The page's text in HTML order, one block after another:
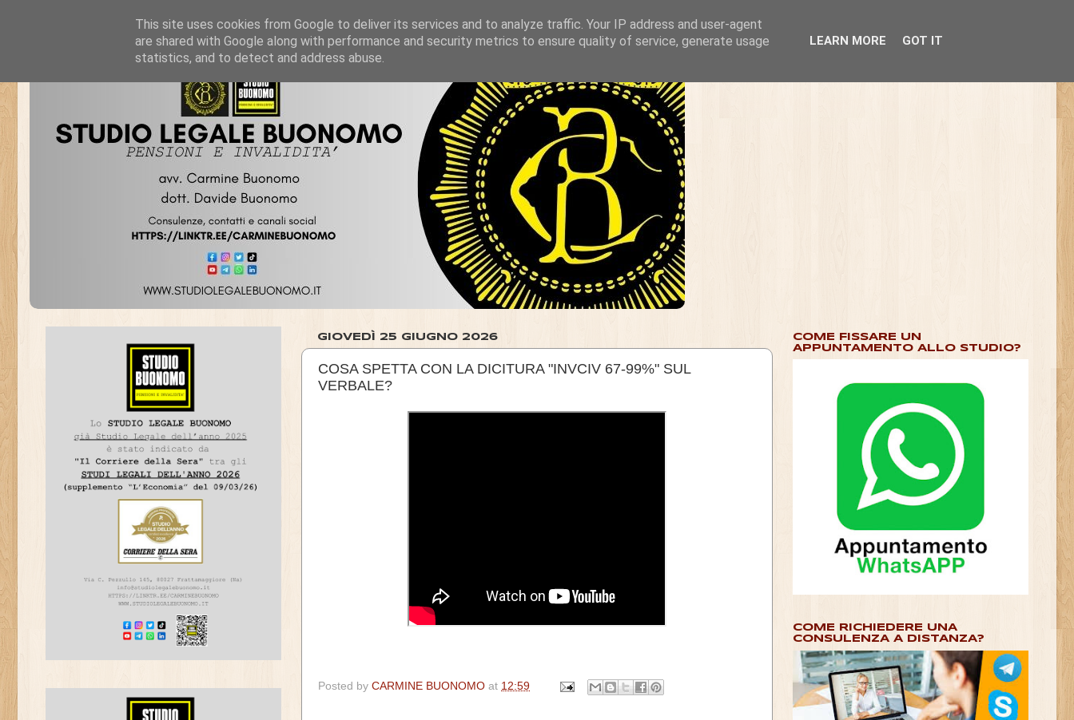
GIOVEDÌ 25 GIUGNO 2026
COSA SPETTA CON LA DICITURA "INVCIV 67-99%" SUL
VERBALE?
Posted by CARMINE BUONOMO at 12:59
COME FISSARE UN
APPUNTAMENTO ALLO STUDIO?
COME RICHIEDERE UNA
CONSULENZA A DISTANZA?
This site uses cookies from Google to deliver its services and to analyze traffic. Your IP address and user-agent
are shared with Google along with performance and security metrics to ensure quality of service, generate usage
statistics, and to detect and address abuse.
LEARN MORE GOT IT